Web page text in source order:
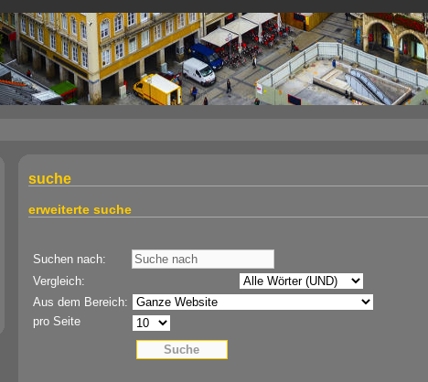
suche
erweiterte suche
Suchen nach:
Vergleich:
Aus dem Bereich:
pro Seite